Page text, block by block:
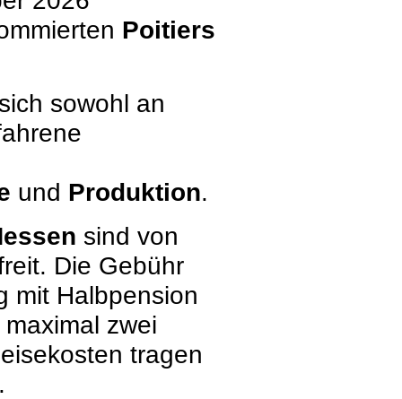
Poitiers
sowohl an
und Produktion.
sind von
Die Gebühr
mit Halbpension
zwei
tragen